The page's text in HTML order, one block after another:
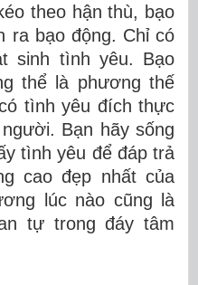
theo hận thù, bạo
ra bạo động. Chỉ có
sinh tình yêu. Bạo
thể là phương thế
tình yêu đích thực
Bạn hãy sống
tình yêu để đáp trả
cao đẹp nhất của
lúc nào cũng là
tự trong đáy tâm